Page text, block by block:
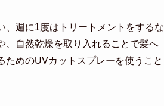
、週に1度はトリートメントをするな
、自然乾燥を取り入れることで髪へ
めのUVカットスプレーを使うこと